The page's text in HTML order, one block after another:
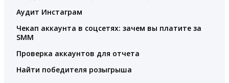
Аудит Инстаграм
Чекап аккаунта в соцсетях: зачем вы платите за
SMM
Проверка аккаунтов для отчета
Найти победителя розыгрыша